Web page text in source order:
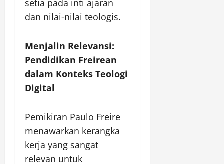
setia pada inti ajaran
dan nilai-nilai teologis.
Menjalin Relevansi:
Pendidikan Freirean
dalam Konteks Teologi
Digital
Pemikiran Paulo Freire
menawarkan kerangka
kerja yang sangat
relevan untuk